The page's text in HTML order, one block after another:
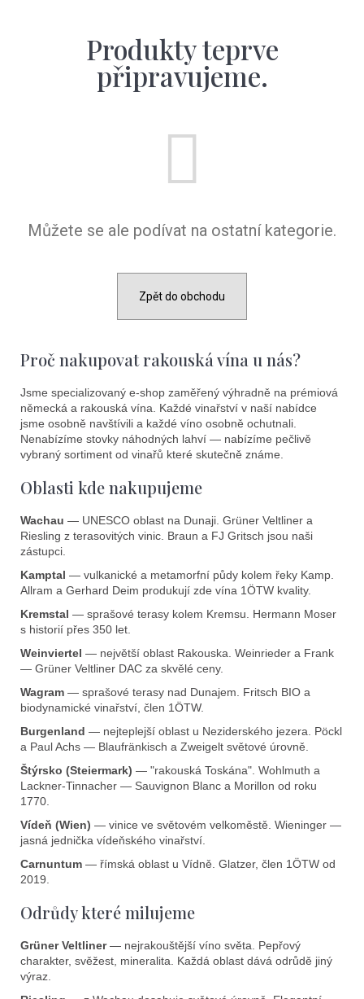
Produkty teprve
připravujeme.
Můžete se ale podívat na ostatní kategorie.
Zpět do obchodu
Proč nakupovat rakouská vína u nás?
Jsme specializovaný e-shop zaměřený výhradně na prémiová
německá a rakouská vína. Každé vinařství v naší nabídce
jsme osobně navštívili a každé víno osobně ochutnali.
Nenabízíme stovky náhodných lahví — nabízíme pečlivě
vybraný sortiment od vinařů které skutečně známe.
Oblasti kde nakupujeme
Wachau — UNESCO oblast na Dunaji. Grüner Veltliner a
Riesling z terasovitých vinic. Braun a FJ Gritsch jsou naši
zástupci.
Kamptal — vulkanické a metamorfní půdy kolem řeky Kamp.
Allram a Gerhard Deim produkují zde vína 1ÖTW kvality.
Kremstal — sprašové terasy kolem Kremsu. Hermann Moser
s historií přes 350 let.
Weinviertel — největší oblast Rakouska. Weinrieder a Frank
— Grüner Veltliner DAC za skvělé ceny.
Wagram — sprašové terasy nad Dunajem. Fritsch BIO a
biodynamické vinařství, člen 1ÖTW.
Burgenland — nejteplejší oblast u Neziderského jezera. Pöckl
a Paul Achs — Blaufränkisch a Zweigelt světové úrovně.
Štýrsko (Steiermark) — "rakouská Toskána". Wohlmuth a
Lackner-Tinnacher — Sauvignon Blanc a Morillon od roku
1770.
Vídeň (Wien) — vinice ve světovém velkoměstě. Wieninger —
jasná jednička vídeňského vinařství.
Carnuntum — římská oblast u Vídně. Glatzer, člen 1ÖTW od
2019.
Odrůdy které milujeme
Grüner Veltliner— nejrakouštější víno světa. Pepřový
charakter, svěžest, mineralita. Každá oblast dává odrůdě jiný
výraz.